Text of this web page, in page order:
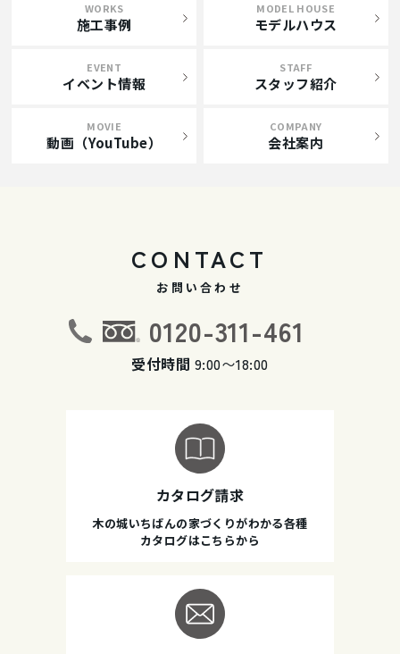
WORKS
施工事例
MODEL HOUSE
モデルハウス
EVENT
イベント情報
STAFF
スタッフ紹介
MOVIE
動画（YouTube）
COMPANY
会社案内
CONTACT
お問い合わせ
0120-311-461
受付時間 9:00〜18:00
カタログ請求
木の城いちばんの家づくりがわかる各種
カタログはこちらから